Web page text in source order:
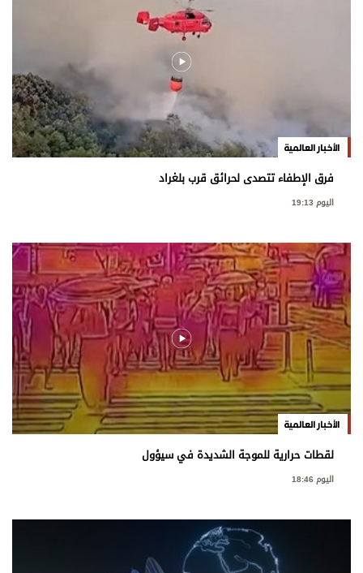
الأخبار العالمية
فرق الإطفاء تتصدى لحرائق قرب بلغراد
اليوم 19:13
الأخبار العالمية
لقطات حرارية للموجة الشديدة في سيؤول
اليوم 18:46